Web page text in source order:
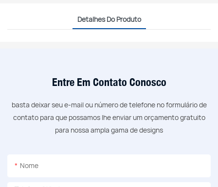
Detalhes Do Produto
Entre Em Contato Conosco
basta deixar seu e-mail ou número de telefone no formulário de
contato para que possamos lhe enviar um orçamento gratuito
para nossa ampla gama de designs
Nome